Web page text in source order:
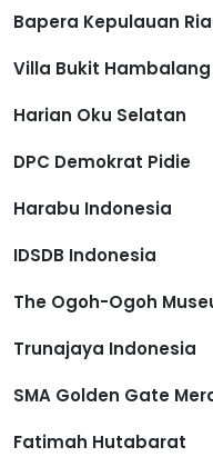
Bapera Kepulauan
Villa Bukit Hambalang
Harian Oku Selatan
DPC Demokrat Pidie
Harabu Indonesia
IDSDB Indonesia
The Ogoh-Ogoh
Trunajaya Indonesia
SMA Golden Gate
Fatimah Hutabarat